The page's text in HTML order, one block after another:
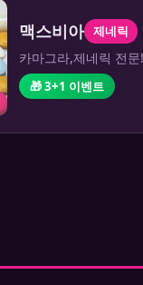
맥스비아 제네릭
카마그라,제네릭 전
🎁 3+1 이벤트